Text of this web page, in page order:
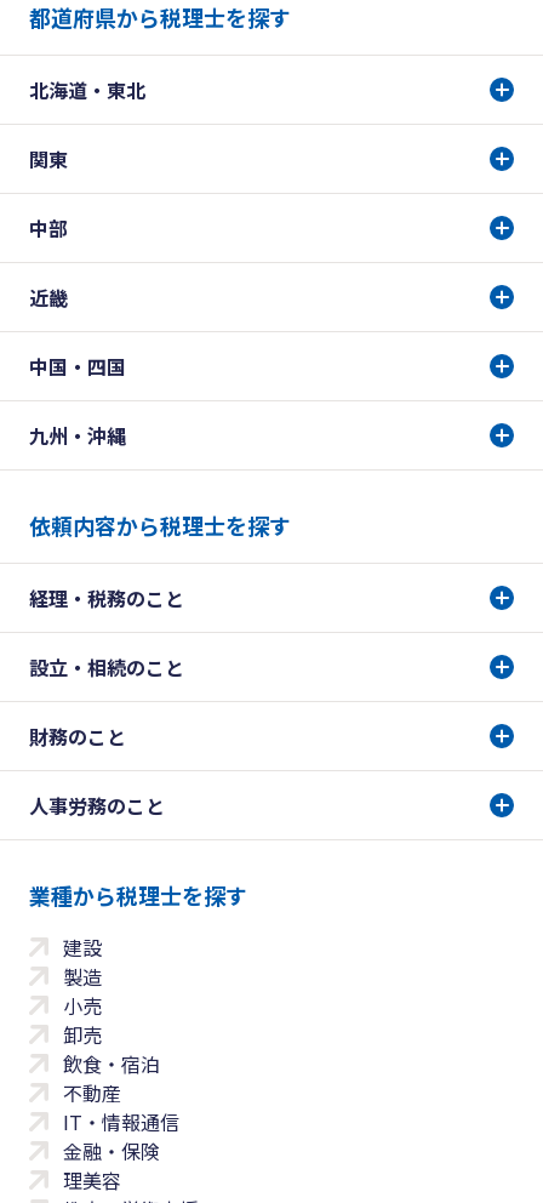
都道府県から税理士を探す
北海道・東北
関東
中部
近畿
中国・四国
九州・沖縄
依頼内容から税理士を探す
経理・税務のこと
設立・相続のこと
財務のこと
人事労務のこと
業種から税理士を探す
建設
製造
小売
卸売
飲食・宿泊
不動産
IT・情報通信
金融・保険
理美容